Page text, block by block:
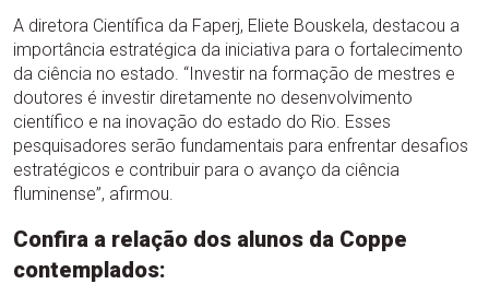
A diretora Científica da Faperj, Eliete Bouskela, destacou a
importância estratégica da iniciativa para o fortalecimento
da ciência no estado. “Investir na formação de mestres e
doutores é investir diretamente no desenvolvimento
científico e na inovação do estado do Rio. Esses
pesquisadores serão fundamentais para enfrentar desafios
estratégicos e contribuir para o avanço da ciência
fluminense”, afirmou.
Confira a relação dos alunos da Coppe
contemplados: